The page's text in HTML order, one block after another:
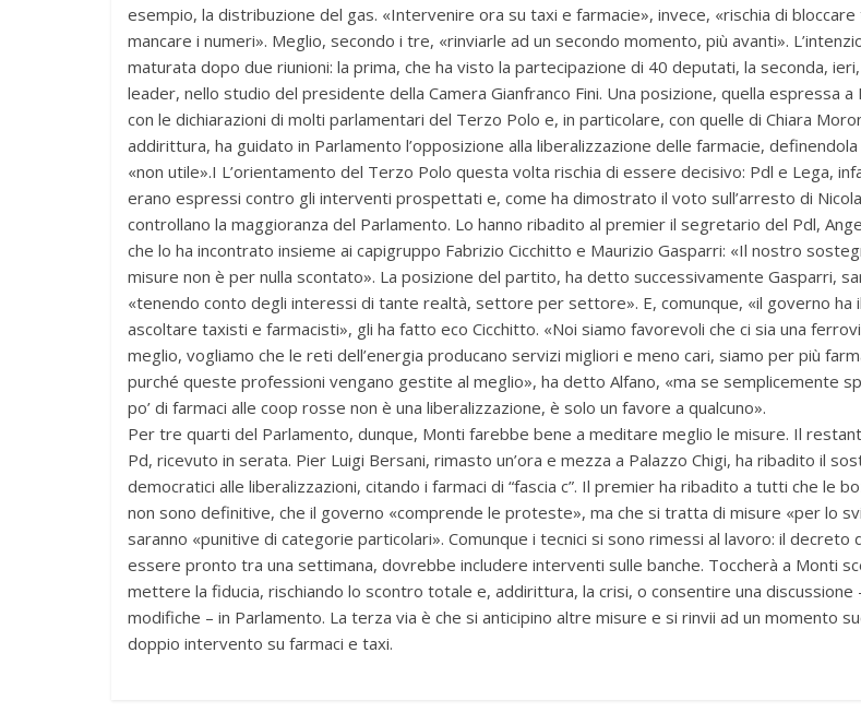
esempio, la distribuzione del gas. «Intervenire ora su taxi e farmacie», invece, «rischia di
mancare i numeri». Meglio, secondo i tre, «rinviarle ad un secondo momento, più avanti».
maturata dopo due riunioni: la prima, che ha visto la partecipazione di 40 deputati, la seconda,
leader, nello studio del presidente della Camera Gianfranco Fini. Una posizione, quella espressa a
con le dichiarazioni di molti parlamentari del Terzo Polo e, in particolare, con quelle di Chiara
addirittura, ha guidato in Parlamento l’opposizione alla liberalizzazione delle farmacie,
«non utile».I L’orientamento del Terzo Polo questa volta rischia di essere decisivo: Pdl e Lega,
erano espressi contro gli interventi prospettati e, come ha dimostrato il voto sull’arresto di
controllano la maggioranza del Parlamento. Lo hanno ribadito al premier il segretario del Pdl,
che lo ha incontrato insieme ai capigruppo Fabrizio Cicchitto e Maurizio Gasparri: «Il nostro
misure non è per nulla scontato». La posizione del partito, ha detto successivamente Gasparri,
«tenendo conto degli interessi di tante realtà, settore per settore». E, comunque, «il governo ha
ascoltare taxisti e farmacisti», gli ha fatto eco Cicchitto. «Noi siamo favorevoli che ci sia una
meglio, vogliamo che le reti dell’energia producano servizi migliori e meno cari, siamo per più
purché queste professioni vengano gestite al meglio», ha detto Alfano, «ma se semplicemente
po’ di farmaci alle coop rosse non è una liberalizzazione, è solo un favore a qualcuno».
Per tre quarti del Parlamento, dunque, Monti farebbe bene a meditare meglio le misure. Il
Pd, ricevuto in serata. Pier Luigi Bersani, rimasto un’ora e mezza a Palazzo Chigi, ha ribadito il
democratici alle liberalizzazioni, citando i farmaci di “fascia c”. Il premier ha ribadito a tutti che le
non sono definitive, che il governo «comprende le proteste», ma che si tratta di misure «per lo
saranno «punitive di categorie particolari». Comunque i tecnici si sono rimessi al lavoro: il decreto
essere pronto tra una settimana, dovrebbe includere interventi sulle banche. Toccherà a Monti
mettere la fiducia, rischiando lo scontro totale e, addirittura, la crisi, o consentire una discussione
modifiche – in Parlamento. La terza via è che si anticipino altre misure e si rinvii ad un momento
doppio intervento su farmaci e taxi.